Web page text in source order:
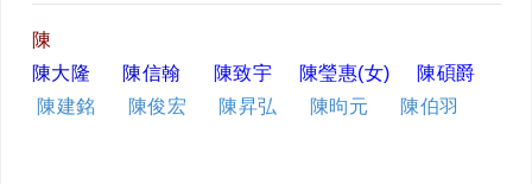
陳
陳大隆
陳信翰 陳致宇 陳瑩惠(女)
陳碩爵
陳建銘
陳俊宏 陳昇弘 陳昫元 陳伯羽